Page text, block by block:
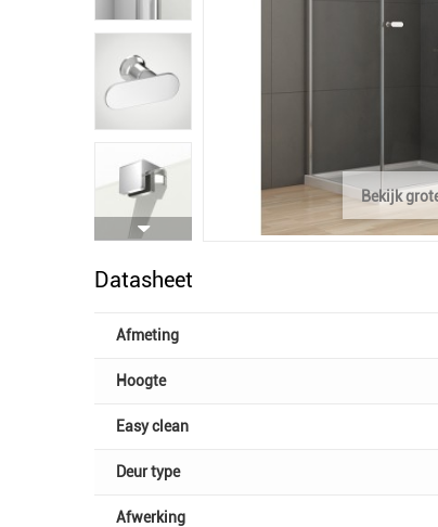
Bekijk
Datasheet
Afmeting
Hoogte
Easy clean
Deur type
Afwerking